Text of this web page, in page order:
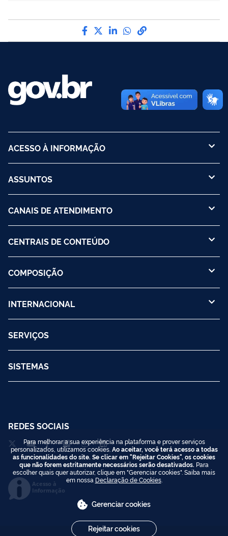
Compartilhe por Facebook
Compartilhe por Twitter
Compartilhe por
Compartilhe por
link para Copiar
ACESSO À INFORMAÇÃO
ASSUNTOS
CANAIS DE ATENDIMENTO
CENTRAIS DE CONTEÚDO
COMPOSIÇÃO
INTERNACIONAL
SERVIÇOS
SISTEMAS
REDES SOCIAIS
Acesso à
Informação
Para melhorar a sua experiência na plataforma e prover serviços
personalizados, utilizamos cookies. Ao aceitar, você terá acesso a todas
as funcionalidades do site. Se clicar em "Rejeitar Cookies", os cookies
que não forem estritamente necessários serão desativados. Para
escolher quais quer autorizar, clique em "Gerenciar cookies". Saiba mais
em nossa Declaração de Cookies.
Gerenciar cookies
Rejeitar cookies